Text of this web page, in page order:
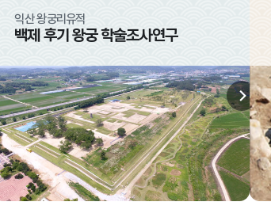
익산 왕궁리유적
백제 후기 왕궁 학술조사연구
다음